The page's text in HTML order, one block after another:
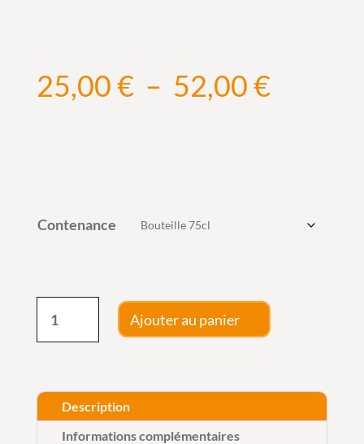
25,00€ – 52,00€Plage
Contenance
Saint-
Ajouter au panier
Description
Informations complémentaires